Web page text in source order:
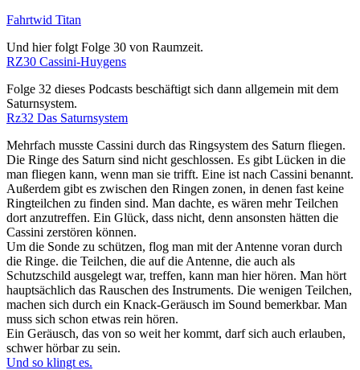
Fahrtwid Titan
Und hier folgt Folge 30 von Raumzeit.
RZ30 Cassini-Huygens
Folge 32 dieses Podcasts beschäftigt sich dann allgemein mit dem
Saturnsystem.
Rz32 Das Saturnsystem
Mehrfach musste Cassini durch das Ringsystem des Saturn fliegen.
Die Ringe des Saturn sind nicht geschlossen. Es gibt Lücken in die
man fliegen kann, wenn man sie trifft. Eine ist nach Cassini benannt.
Außerdem gibt es zwischen den Ringen zonen, in denen fast keine
Ringteilchen zu finden sind. Man dachte, es wären mehr Teilchen
dort anzutreffen. Ein Glück, dass nicht, denn ansonsten hätten die
Cassini zerstören können.
Um die Sonde zu schützen, flog man mit der Antenne voran durch
die Ringe. die Teilchen, die auf die Antenne, die auch als
Schutzschild ausgelegt war, treffen, kann man hier hören. Man hört
hauptsächlich das Rauschen des Instruments. Die wenigen Teilchen,
machen sich durch ein Knack-Geräusch im Sound bemerkbar. Man
muss sich schon etwas rein hören.
Ein Geräusch, das von so weit her kommt, darf sich auch erlauben,
schwer hörbar zu sein.
Und so klingt es.